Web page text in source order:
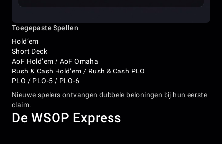
Toegepaste Spellen
Hold’em
Short Deck
AoF Hold’em / AoF Omaha
Rush & Cash Hold’em / Rush & Cash PLO
PLO / PLO-5 / PLO-6
Nieuwe spelers ontvangen dubbele beloningen bij hun eerste
claim.
De WSOP Express